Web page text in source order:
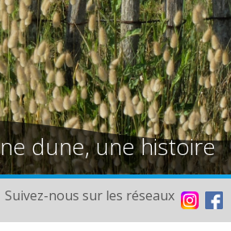
dune, une histoire
Suivez-nous sur les réseaux